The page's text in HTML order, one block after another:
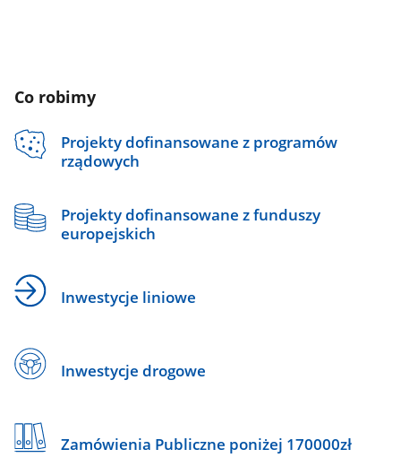
Co robimy
Projekty dofinansowane z programów
rządowych
Projekty dofinansowane z funduszy
europejskich
Inwestycje liniowe
Inwestycje drogowe
Zamówienia Publiczne poniżej 170000zł